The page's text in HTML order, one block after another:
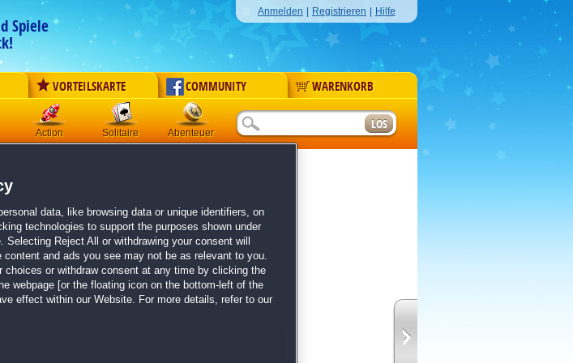
Spiele
Anmelden Registrieren Hilfe
VORTEILSKARTE COMMUNITY WARENKORB
Action Solitaire Abenteuer
Big Adventure: Trip to Europe 7 Collector's Edition
AviGames
von 1 Mitglied
| Größe: 454.5 MB
data, like browsing data or unique identifiers, on
technologies to support the purposes shown under
Reject All or withdrawing your consent will
and ads you see may not be as relevant to you.
choices or withdraw consent at any time by clicking the
webpage [or the floating icon on the bottom-left of the
effect within our Website. For more details, refer to our